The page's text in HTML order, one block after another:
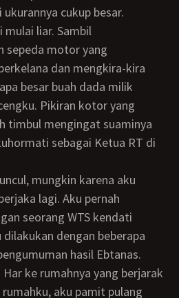
cukup besar.
sepeda motor yang
dan mengkira-kira
besar buah dada milik
Pikiran kotor yang
timbul mengingat suaminya
sebagai Ketua RT di
lagi. Aku pernah
seorang WTS kendati
dengan beberapa
hasil Ebtanas.
ke rumahnya yang berjarak
aku pamit pulang